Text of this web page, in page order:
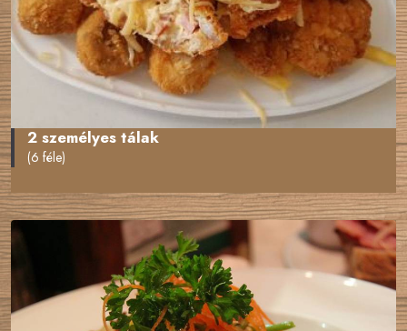
2 személyes tálak
(6 féle)